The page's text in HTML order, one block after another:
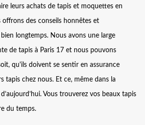
leurs achats de tapis et moquettes en
des conseils honnêtes et
longtemps. Nous avons une large
de tapis à Paris 17 et nous pouvons
qu'ils doivent se sentir en assurance
tapis chez nous. Et ce, même dans la
Vous trouverez vos beaux tapis
du temps.